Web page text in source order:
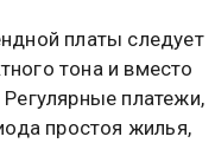
платы следует
тона и вместо
платежи,
простоя жилья,